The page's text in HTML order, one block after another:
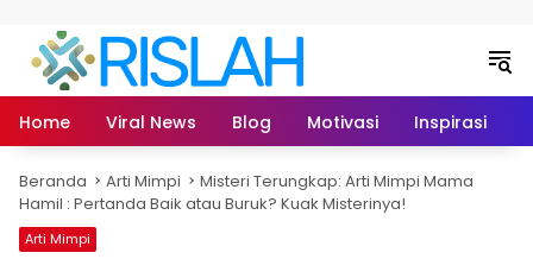
Home Viral News Blog Motivasi Inspirasi
Beranda Arti Mimpi
Misteri Terungkap: Arti Mimpi Mama
Hamil : Pertanda Baik atau Buruk? Kuak Misterinya!
Arti Mimpi